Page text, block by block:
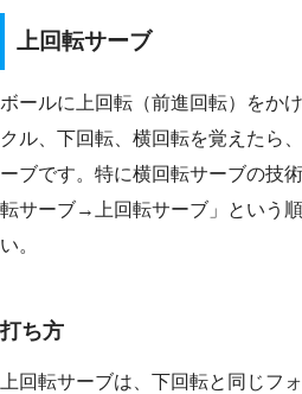
上回転サーブ
ボールに上回転（前進回転）をか
クル、下回転、横回転を覚えたら
ーブです。特に横回転サーブの技
転サーブ→上回転サーブ」という
い。
打ち方
上回転サーブは、下回転と同じフ